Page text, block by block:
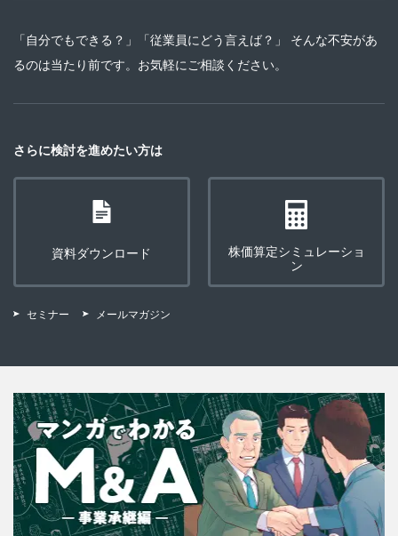
「自分でもできる？」「従業員にどう言えば？」 そんな不安があ
るのは当たり前です。お気軽にご相談ください。
さらに検討を進めたい方は
資料ダウンロード
株価算定シミュレーショ
ン
セミナー メールマガジン